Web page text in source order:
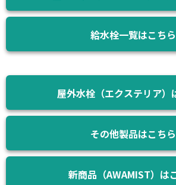
給水栓一覧はこちら
屋外水栓（エクステリア）
その他製品はこちら
新商品（AWAMIST）は